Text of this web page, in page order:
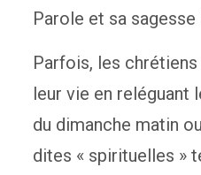
Parole et sa
Parfois, les
leur vie en reléguant
du dimanche matin
dites « spirituelles »